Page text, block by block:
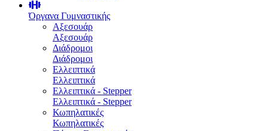
Όργανα Γυμναστικής
Αξεσουάρ
Αξεσουάρ
Διάδρομοι
Διάδρομοι
Ελλειπτικά
Ελλειπτικά
Ελλειπτικά - Stepper
Ελλειπτικά - Stepper
Κωπηλατικές
Κωπηλατικές